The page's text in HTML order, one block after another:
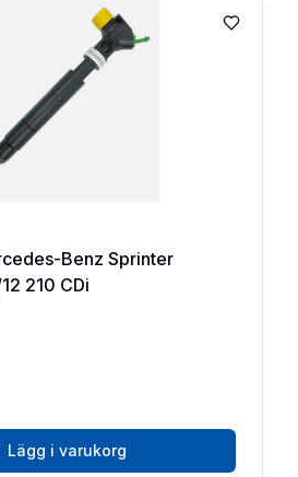
Lägg till
Benz Sprinter
210 CDi
Lägg i varukorg